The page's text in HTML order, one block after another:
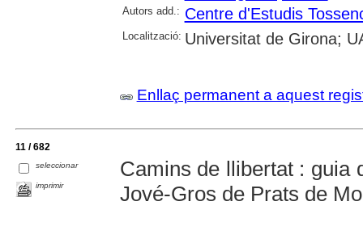
Autors add.: Centre d'Estudis
Localització: Universitat de Girona;
Enllaç permanent a aquest
11 / 682
seleccionar
imprimir
Camins de llibertat : guia
Jové-Gros de Prats de